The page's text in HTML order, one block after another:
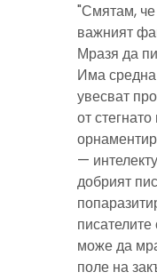
"Смятам,
важният
Мразя да
Има средна
увесват
от
—
добрият
може да
поле на